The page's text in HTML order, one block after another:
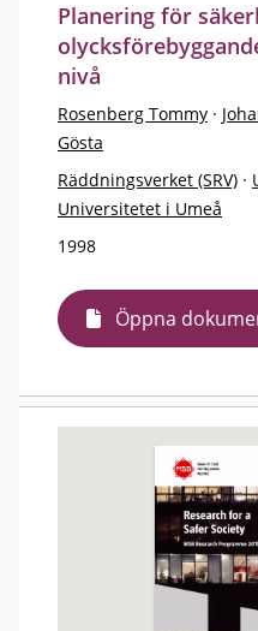
Planering för
nivå
Rosenberg Tommy ·
Gösta
Räddningsverket (SRV) ·
Universitetet i Umeå
1998
Öppna